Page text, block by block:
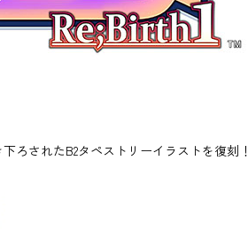
ろされたB2タペストリーイラストを復刻！